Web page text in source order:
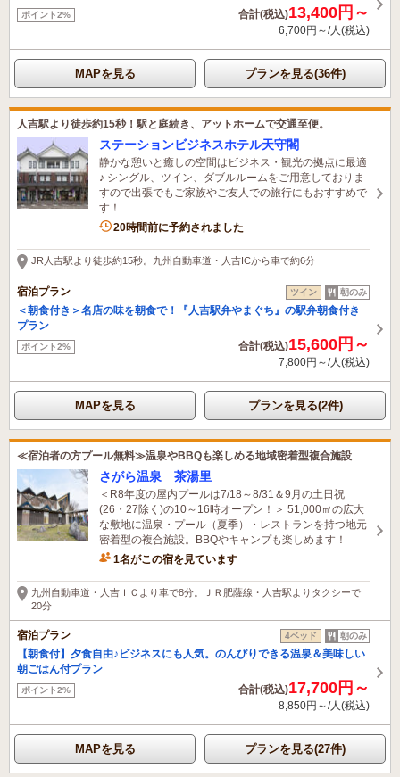
ポイント2% 合計(税込)13,400円～
6,700円～/人(税込)
MAPを見る プランを見る(36件)
人吉駅より徒歩約15秒！駅と庭続き、アットホームで交通至便。
ステーションビジネスホテル天守閣
静かな憩いと癒しの空間はビジネス・観光の拠点に最適
♪ シングル、ツイン、ダブルルームをご用意しておりま
すので出張でもご家族やご友人での旅行にもおすすめで
す！
20時間前に予約されました
JR人吉駅より徒歩約15秒。九州自動車道・人吉ICから車で約6分
宿泊プラン ツイン 朝のみ
＜朝食付き＞名店の味を朝食で！『人吉駅弁やまぐち』の駅弁朝食付き
プラン
ポイント2% 合計(税込)15,600円～
7,800円～/人(税込)
MAPを見る プランを見る(2件)
≪宿泊者の方プール無料≫温泉やBBQも楽しめる地域密着型複合施設
さがら温泉 茶湯里
＜R8年度の屋内プールは7/18～8/31＆9月の土日祝
(26・27除く)の10～16時オープン！＞ 51,000㎡の広大
な敷地に温泉・プール（夏季）・レストランを持つ地元
密着型の複合施設。BBQやキャンプも楽しめます！
1名がこの宿を見ています
九州自動車道・人吉ＩＣより車で8分。ＪＲ肥薩線・人吉駅よりタクシーで
20分
宿泊プラン 4ベッド 朝のみ
【朝食付】夕食自由♪ビジネスにも人気。のんびりできる温泉＆美味しい
朝ごはん付プラン
ポイント2% 合計(税込)17,700円～
8,850円～/人(税込)
MAPを見る プランを見る(27件)